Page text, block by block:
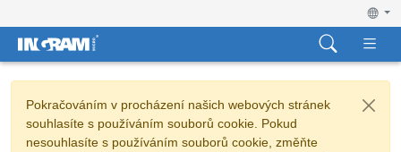
Pokračováním v procházení našich webových stránek
souhlasíte s používáním souborů cookie. Pokud
nesouhlasíte s používáním souborů cookie, změňte